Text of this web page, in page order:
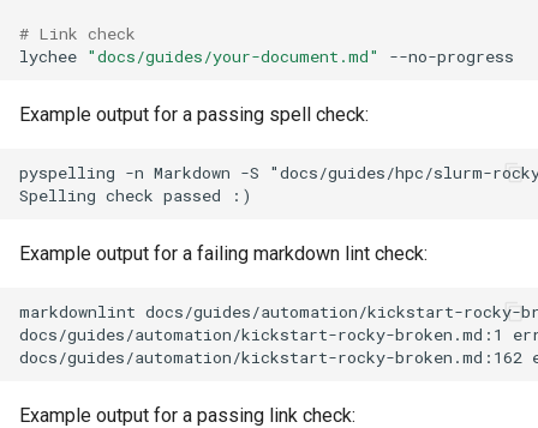
Admonition formatting
Code block validation
Link format validation
Raw HTML warning
# Link check
lychee "docs/guides/your-document.md"
Example output for a passing spell check:
pyspelling -n Markdown -S "docs/guides/hpc/slurm-
Example output for a failing markdown lint check:
markdownlint docs/guides/automation/kickstart-rocky-
docs/guides/automation/kickstart-rocky-
Example output for a passing link check: